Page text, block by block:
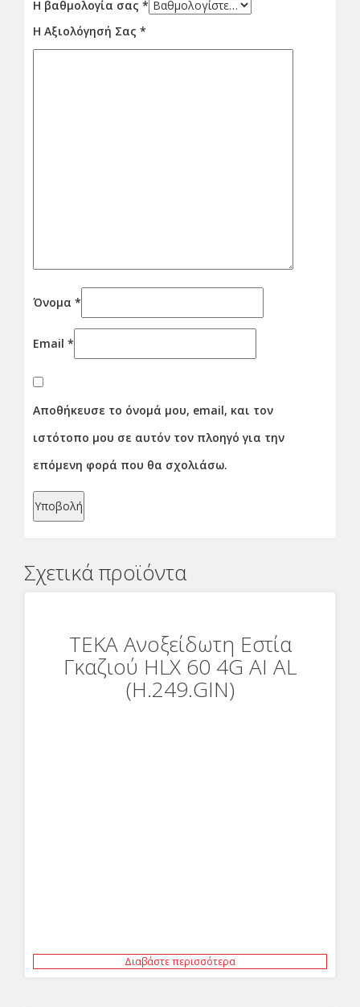
Η βαθμολογία σας *
Η Αξιολόγησή Σας *
Όνομα *
Email *
Αποθήκευσε το όνομά μου, email, και τον
ιστότοπο μου σε αυτόν τον πλοηγό για την
επόμενη φορά που θα σχολιάσω.
Σχετικά προϊόντα
ΤΕΚΑ Ανοξείδωτη Εστία
Γκαζιού HLX 60 4G AI AL
(H.249.GIN)
Διαβάστε περισσότερα